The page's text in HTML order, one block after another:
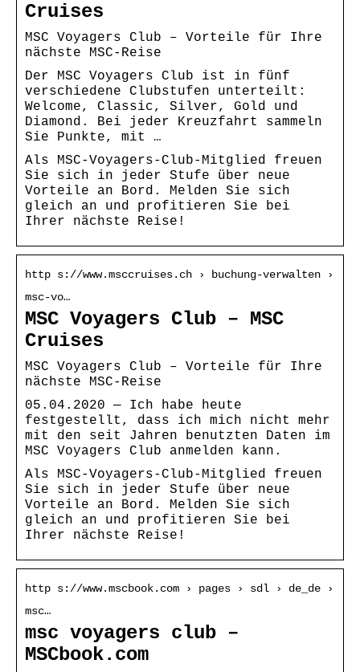
Cruises
MSC Voyagers Club – Vorteile für Ihre
nächste MSC-Reise
Der MSC Voyagers Club ist in fünf
verschiedene Clubstufen unterteilt:
Welcome, Classic, Silver, Gold und
Diamond. Bei jeder Kreuzfahrt sammeln
Sie Punkte, mit …
Als MSC-Voyagers-Club-Mitglied freuen
Sie sich in jeder Stufe über neue
Vorteile an Bord. Melden Sie sich
gleich an und profitieren Sie bei
Ihrer nächste Reise!
http s://www.msccruises.ch › buchung-verwalten ›
msc-vo…
MSC Voyagers Club – MSC
Cruises
MSC Voyagers Club – Vorteile für Ihre
nächste MSC-Reise
05.04.2020 — Ich habe heute
festgestellt, dass ich mich nicht mehr
mit den seit Jahren benutzten Daten im
MSC Voyagers Club anmelden kann.
Als MSC-Voyagers-Club-Mitglied freuen
Sie sich in jeder Stufe über neue
Vorteile an Bord. Melden Sie sich
gleich an und profitieren Sie bei
Ihrer nächste Reise!
http s://www.mscbook.com › pages › sdl › de_de ›
msc…
msc voyagers club –
MSCbook.com